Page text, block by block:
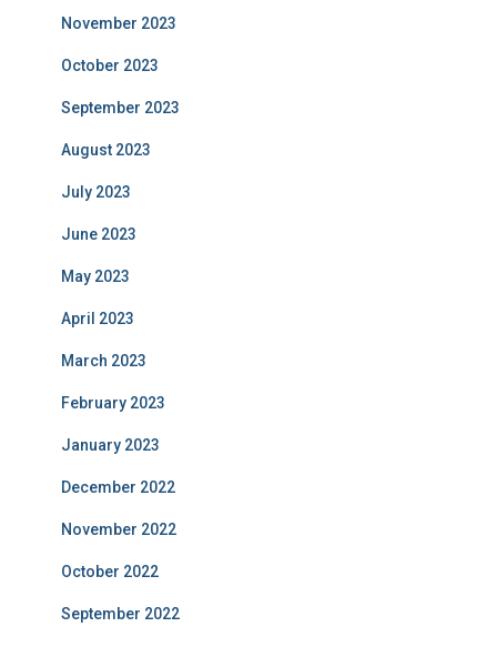
November 2023
October 2023
September 2023
August 2023
July 2023
June 2023
May 2023
April 2023
March 2023
February 2023
January 2023
December 2022
November 2022
October 2022
September 2022